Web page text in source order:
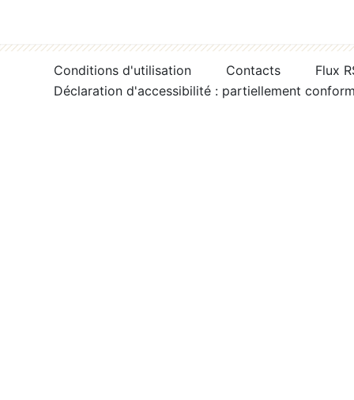
Conditions d'utilisation Contacts
Flux
Déclaration d'accessibilité : partiellement